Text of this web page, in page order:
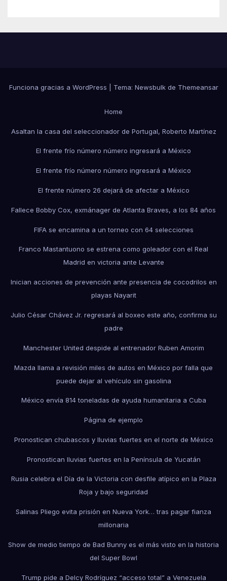
Funciona gracias a WordPress Tema: Newsbulkde Themeansar
Home
Asaltan la casa del seleccionador de Portugal, Roberto Martínez
El frente frío número número ingresará a México
El frente frío número número ingresará a México
El frente número 26 dejará de afectar a México
Fallece Bobby Cox, exmánager de Atlanta Braves, a los 84 años
FIFA se encamina a un torneo con 64 selecciones
Franco Mastantuono se estrena como goleador con el Real
Madrid en victoria ante Levante
Inician acciones de prevención ante presencia de cocodrilos en
playas Nayarit
Julio César Chávez Jr. regresará al boxeo este año, confirma su
padre
Manchester United despide al entrenador Ruben Amorim
Mazda llama a revisión miles de autos en México por falla que
puede dejar al vehículo sin gasolina
México envía 814 toneladas de ayuda humanitaria a Cuba
Página de ejemplo
Pronostican chubascos y lluvias fuertes en el norte de México
Pronostican lluvias fuertes en la Península de Yucatán
Rusia celebra el Día de la Victoria con desfile atípico en la Plaza
Roja y bajo seguridad
Salinas Pliego evita prisión en Nueva York… tras pagar fianza
millonaria
Show de medio tiempo de Bad Bunny es el más visto en la historia
del Super Bowl
Trump pide a Delcy Rodríguez “acceso total” a Venezuela